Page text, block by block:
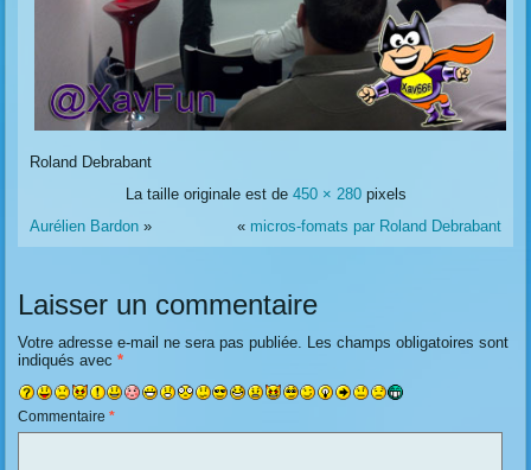
Roland Debrabant
La taille originale est de 450 × 280pixels
Aurélien Bardon » « micros-fomats par Roland Debrabant
Laisser un commentaire
Votre adresse e-mail ne sera pas publiée. Les champs obligatoires sont
indiqués avec*
Commentaire*